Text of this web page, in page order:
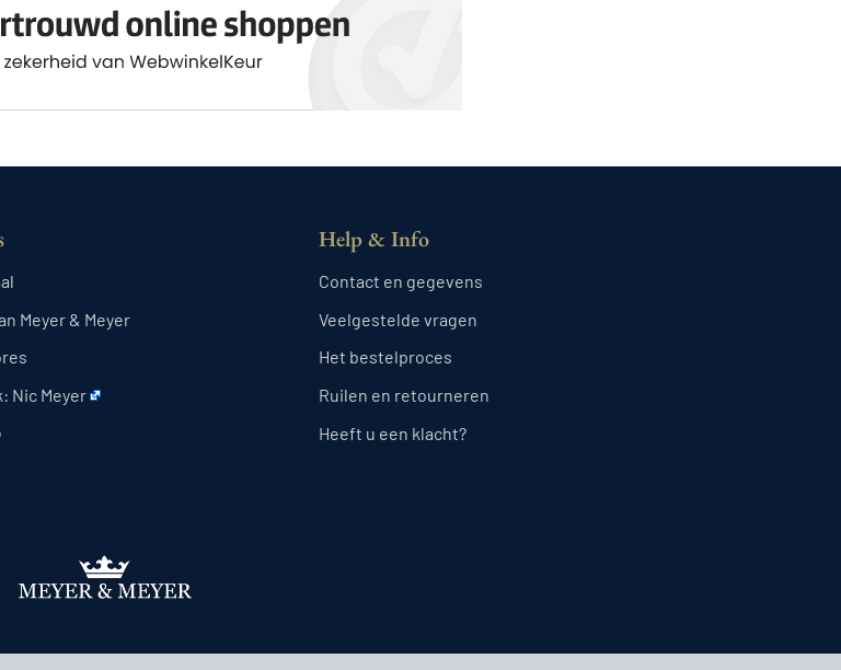
Meyer & Meyer
Nic Meyer
Help & Info
Contact en gegevens
Veelgestelde vragen
Het bestelproces
Ruilen en retourneren
Heeft u een klacht?